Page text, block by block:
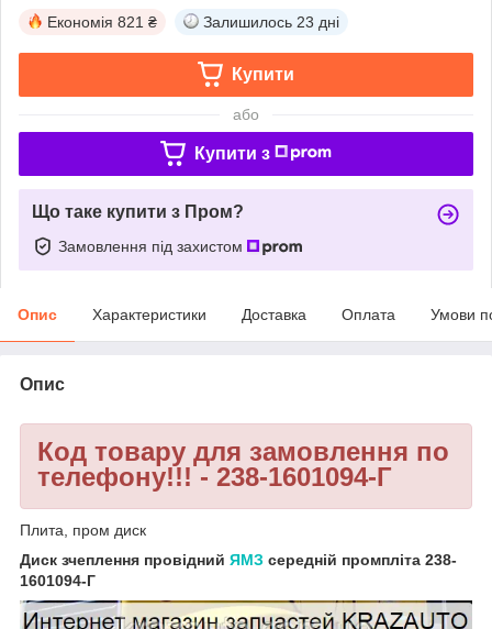
Економія 821 ₴ Залишилось 23 дні
Купити
або
Купити з
Що таке купити з Пром?
Замовлення під захистом
Опис Характеристики Доставка Оплата Умови
Опис
Код товару для замовлення по
телефону!!! - 238-1601094-Г
Плита, пром диск
Диск зчеплення провідний ЯМЗ середній промпліта 238-
1601094-Г